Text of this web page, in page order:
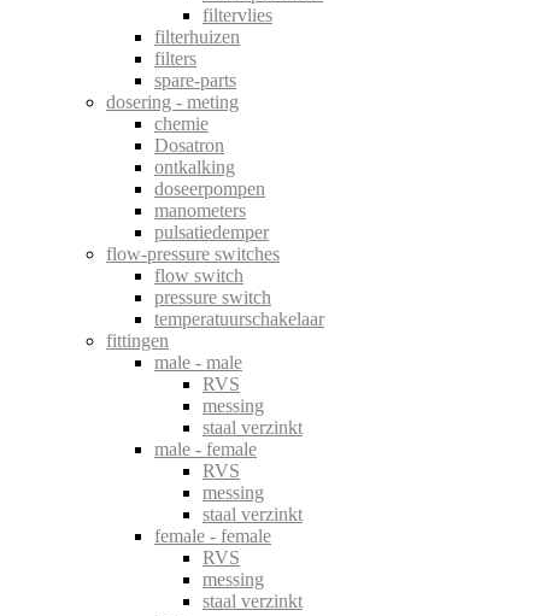
filtervlies
filterhuizen
filters
spare-parts
dosering - meting
chemie
Dosatron
ontkalking
doseerpompen
manometers
pulsatiedemper
flow-pressure switches
flow switch
pressure switch
temperatuurschakelaar
fittingen
male - male
RVS
messing
staal verzinkt
male - female
RVS
messing
staal verzinkt
female - female
RVS
messing
staal verzinkt